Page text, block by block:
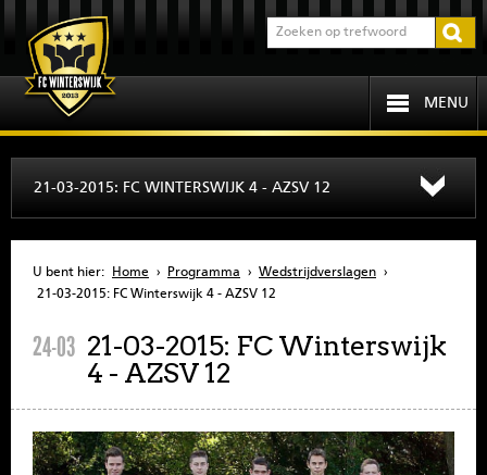
MENU
OVER FCW
INFORMATIE
SENIOREN
21-03-2015: FC WINTERSWIJK 4 - AZSV 12
U bent hier: Home › Programma › Wedstrijdverslagen ›
21-03-2015: FC Winterswijk 4 - AZSV 12
24-03 21-03-2015: FC Winterswijk
4 - AZSV 12